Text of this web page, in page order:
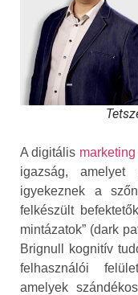
A digitális marketing
igazság, amelyet
igyekeznek a
felkészült
mintázatok” (dark
Brignull kognitív
felhasználói
amelyek